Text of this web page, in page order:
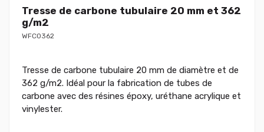
Tresse de carbone tubulaire 20 mm et 362
g/m2
WFC0362
Tresse de carbone tubulaire 20 mm de diamètre et de
362 g/m2. Idéal pour la fabrication de tubes de
carbone avec des résines époxy, uréthane acrylique et
vinylester.